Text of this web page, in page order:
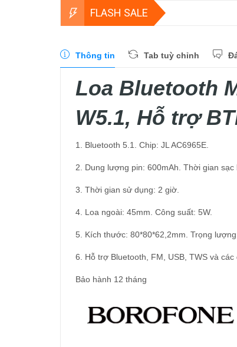
FLASH SALE
Thông tin Tab tuỳ chỉnh
Loa Bluetooth
W5.1, Hỗ trợ
1. Bluetooth 5.1. Chip: JL AC6965E.
2. Dung lượng pin: 600mAh. Thời gian sạc
3. Thời gian sử dụng: 2 giờ.
4. Loa ngoài: 45mm. Công suất: 5W.
5. Kích thước: 80*80*62,2mm. Trọng
6. Hỗ trợ Bluetooth, FM, USB, TWS và các
Bảo hành 12 tháng